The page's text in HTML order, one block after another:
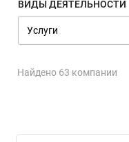
ВИДЫ ДЕЯТЕЛЬНОСТИ
Найдено 63 компании